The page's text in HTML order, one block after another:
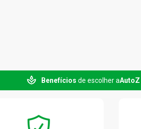
Benefícios de escolher aAutoZ